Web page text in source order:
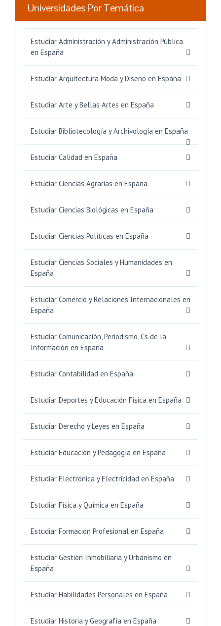
Universidades Por Temática
Estudiar Administración y Administración Pública
en España
Estudiar Arquitectura Moda y Diseño en España
Estudiar Arte y Bellas Artes en España
Estudiar Bibliotecología y Archivología en España
Estudiar Calidad en España
Estudiar Ciencias Agrarias en España
Estudiar Ciencias Biológicas en España
Estudiar Ciencias Políticas en España
Estudiar Ciencias Sociales y Humanidades en
España
Estudiar Comercio y Relaciones Internacionales en
España
Estudiar Comunicación, Periodismo, Cs de la
Información en España
Estudiar Contabilidad en España
Estudiar Deportes y Educación Física en España
Estudiar Derecho y Leyes en España
Estudiar Educación y Pedagogía en España
Estudiar Electrónica y Electricidad en España
Estudiar Física y Química en España
Estudiar Formación Profesional en España
Estudiar Gestión Inmobiliaria y Urbanismo en
España
Estudiar Habilidades Personales en España
Estudiar Historia y Geografía en España